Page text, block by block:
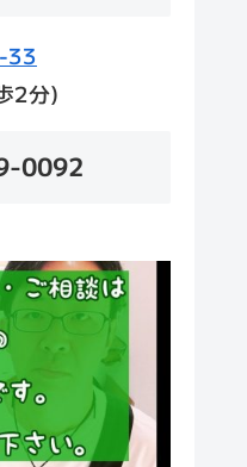
33
2分)
0092